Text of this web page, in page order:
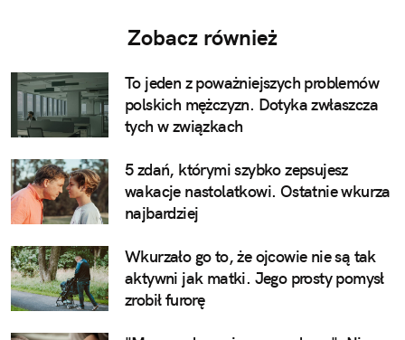
Zobacz również
To jeden z poważniejszych problemów
polskich mężczyzn. Dotyka zwłaszcza
tych w związkach
5 zdań, którymi szybko zepsujesz
wakacje nastolatkowi. Ostatnie wkurza
najbardziej
Wkurzało go to, że ojcowie nie są tak
aktywni jak matki. Jego prosty pomysł
zrobił furorę